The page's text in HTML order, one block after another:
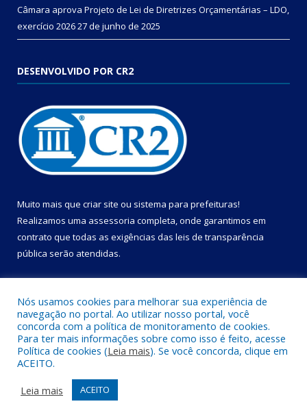
Câmara aprova Projeto de Lei de Diretrizes Orçamentárias – LDO,
exercício 202627 de junho de 2025
DESENVOLVIDO POR CR2
Muito mais que criar site ou sistema para prefeituras!
Realizamos uma assessoria completa, onde garantimos em
contrato que todas as exigências das leis de transparência
pública serão atendidas.
Todos os direitos reservados a Câmara Municipal de Cametá.
Mapa do Site
Acessar Área Administrativa
Acessar Webmail
Nós usamos cookies para melhorar sua experiência de
navegação no portal. Ao utilizar nosso portal, você
concorda com a política de monitoramento de cookies.
Para ter mais informações sobre como isso é feito, acesse
Política de cookies (Leia mais). Se você concorda, clique em
ACEITO.
Leia mais
ACEITO